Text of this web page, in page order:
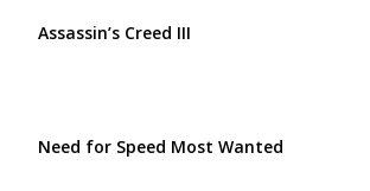
Assassin’s Creed III
Need for Speed Most Wanted